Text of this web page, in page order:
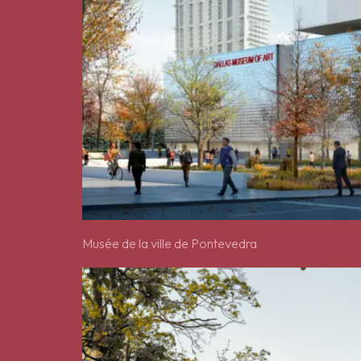
Musée de la ville de Pontevedra